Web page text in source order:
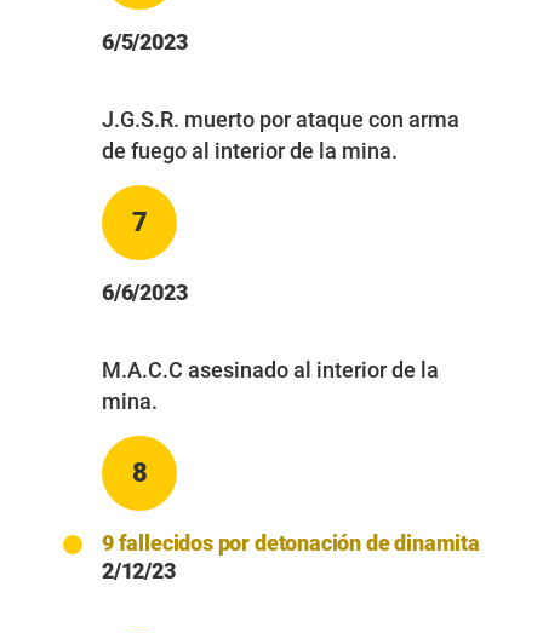
6/5/2023
J.G.S.R. muerto por ataque con arma
de fuego al interior de la mina.
7
6/6/2023
M.A.C.C asesinado al interior de la
mina.
8
9 fallecidos por detonación de dinamita
2/12/23